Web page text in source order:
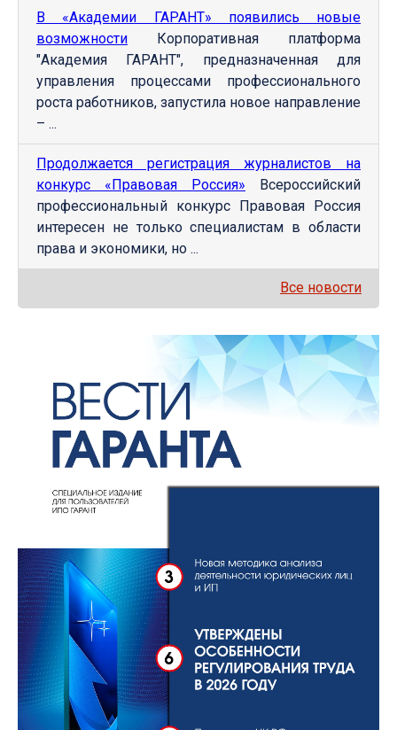
В «Академии ГАРАНТ» появились новые
возможности Корпоративная платформа
"Академия ГАРАНТ", предназначенная для
управления процессами профессионального
роста работников, запустила новое направление
– ...
Продолжается регистрация журналистов на
конкурс «Правовая Россия» Всероссийский
профессиональный конкурс Правовая Россия
интересен не только специалистам в области
права и экономики, но ...
Все новости